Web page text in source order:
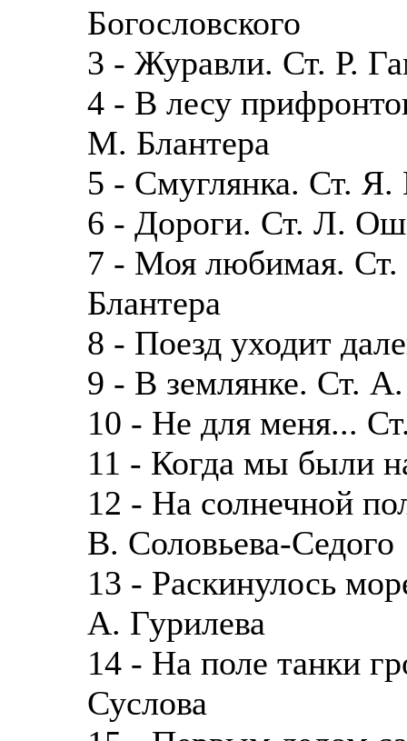
Богословского
3 - Журавли. Ст. Р.
4 - В лесу
М. Блантера
5 - Смуглянка. Ст.
6 - Дороги. Ст. Л.
7 - Моя любимая. Ст.
Блантера
8 - Поезд уходит
9 - В землянке. Ст.
10 - Не для меня...
11 - Когда мы были
12 - На солнечной
В. Соловьева-Седого
13 - Раскинулось
А. Гурилева
14 - На поле танки
Суслова